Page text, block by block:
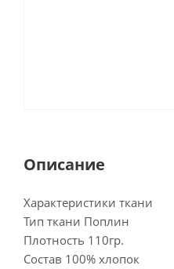
Описание
Характеристики ткани
Тип ткани Поплин
Плотность 110гр.
Состав 100% хлопок